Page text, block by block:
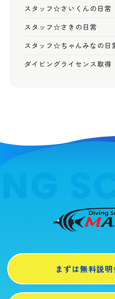
スタッフ☆さいくんの日常
スタッフ☆さきの日常
スタッフ☆ちゃんみなの日
ダイビングライセンス取得
まずは無料説